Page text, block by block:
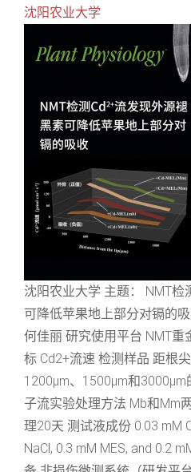
沈阳农业大学
沈阳农业大学 主题： NMT
可降低苹果地上部分对镉的
何佳丽 研究使用平台 NMT
标 Cd2+流速 检测样品 距根
1200μm、1500μm和
子流实验处理方法 Mb和Mm
理20天 测试液成份 0.03 mM
NaCl, 0.3 mM MES, and 0.2